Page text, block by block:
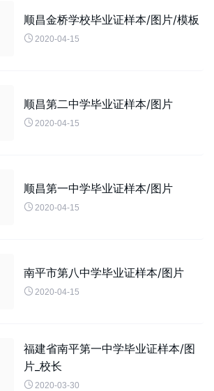
顺昌金桥学校毕业证样本/图片/模板
 2020-04-15
顺昌第二中学毕业证样本/图片
 2020-04-15
顺昌第一中学毕业证样本/图片
 2020-04-15
南平市第八中学毕业证样本/图片
 2020-04-15
福建省南平第一中学毕业证样本/图
片_校长
 2020-03-30